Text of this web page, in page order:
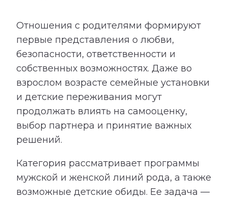
Отношения с родителями формируют
первые представления о любви,
безопасности, ответственности и
собственных возможностях. Даже во
взрослом возрасте семейные установки
и детские переживания могут
продолжать влиять на самооценку,
выбор партнера и принятие важных
решений.
Категория рассматривает программы
мужской и женской линий рода, а также
возможные детские обиды. Ее задача —